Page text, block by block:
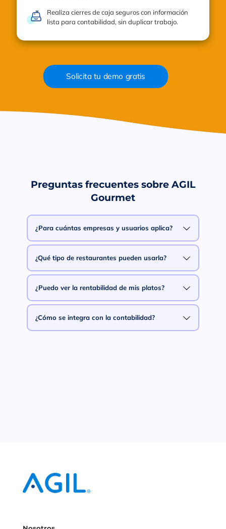
Realiza cierres de caja seguros con información
lista para contabilidad, sin duplicar trabajo.
Solicita tu demo gratis
Preguntas frecuentes sobre AGIL
Gourmet
¿Para cuántas empresas y usuarios aplica?
¿Qué tipo de restaurantes pueden usarla?
¿Puedo ver la rentabilidad de mis platos?
¿Cómo se integra con la contabilidad?